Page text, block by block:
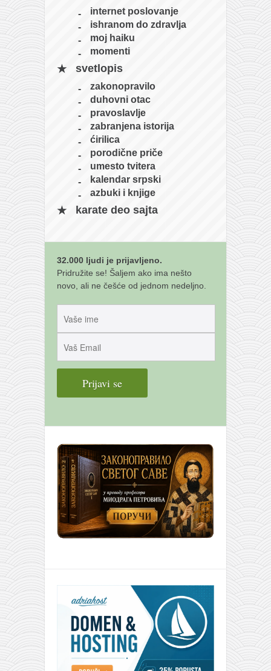
internet poslovanje
ishranom do zdravlja
moj haiku
momenti
svetlopis
zakonopravilo
duhovni otac
pravoslavlje
zabranjena istorija
ćirilica
porodične priče
umesto tvitera
kalendar srpski
azbuki i knjige
karate deo sajta
32.000 ljudi je prijavljeno.
Pridružite se! Šaljem ako ima nešto
novo, ali ne češće od jednom nedeljno.